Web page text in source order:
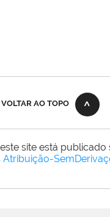
VOLTAR AO TOPO
site está publicado